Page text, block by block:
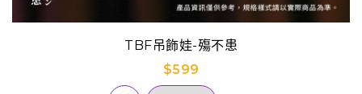
TBF吊飾娃-殤不患
$599